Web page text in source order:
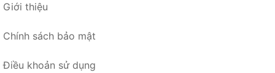
Giới thiệu
Chính sách bảo mật
Điều khoản sử dụng